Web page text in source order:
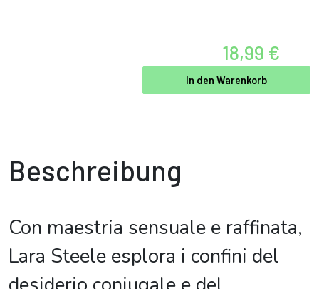
18,99 €
In den Warenkorb
Beschreibung
Con maestria sensuale e raffinata,
Lara Steele esplora i confini del